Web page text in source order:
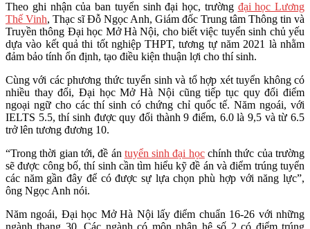
Theo ghi nhận của ban tuyển sinh đại học, trường đại học Lương
Thế Vinh, Thạc sĩ Đỗ Ngọc Anh, Giám đốc Trung tâm Thông tin và
Truyền thông Đại học Mở Hà Nội, cho biết việc tuyển sinh chủ yếu
dựa vào kết quả thi tốt nghiệp THPT, tương tự năm 2021 là nhằm
đảm bảo tính ổn định, tạo điều kiện thuận lợi cho thí sinh.
Cùng với các phương thức tuyển sinh và tổ hợp xét tuyển không có
nhiều thay đổi, Đại học Mở Hà Nội cũng tiếp tục quy đổi điểm
ngoại ngữ cho các thí sinh có chứng chỉ quốc tế. Năm ngoái, với
IELTS 5.5, thí sinh được quy đổi thành 9 điểm, 6.0 là 9,5 và từ 6.5
trở lên tương đương 10.
“Trong thời gian tới, đề án tuyển sinh đại họcchính thức của trường
sẽ được công bố, thí sinh cần tìm hiểu kỹ đề án và điểm trúng tuyển
các năm gần đây để có được sự lựa chọn phù hợp với năng lực”,
ông Ngọc Anh nói.
Năm ngoái, Đại học Mở Hà Nội lấy điểm chuẩn 16-26 với những